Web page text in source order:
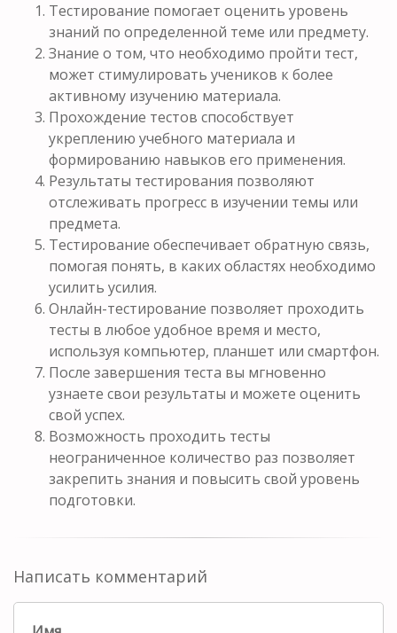
Тестирование помогает оценить уровень
знаний по определенной теме или предмету.
Знание о том, что необходимо пройти тест,
может стимулировать учеников к более
активному изучению материала.
Прохождение тестов способствует
укреплению учебного материала и
формированию навыков его применения.
Результаты тестирования позволяют
отслеживать прогресс в изучении темы или
предмета.
Тестирование обеспечивает обратную связь,
помогая понять, в каких областях необходимо
усилить усилия.
Онлайн-тестирование позволяет проходить
тесты в любое удобное время и место,
используя компьютер, планшет или смартфон.
После завершения теста вы мгновенно
узнаете свои результаты и можете оценить
свой успех.
Возможность проходить тесты
неограниченное количество раз позволяет
закрепить знания и повысить свой уровень
подготовки.
Написать комментарий